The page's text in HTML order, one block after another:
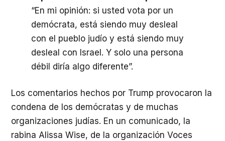
“En mi opinión: si usted vota por un
demócrata, está siendo muy desleal
con el pueblo judío y está siendo muy
desleal con Israel. Y solo una persona
débil diría algo diferente”.
Los comentarios hechos por Trump provocaron la
condena de los demócratas y de muchas
organizaciones judías. En un comunicado, la
rabina Alissa Wise, de la organización Voces